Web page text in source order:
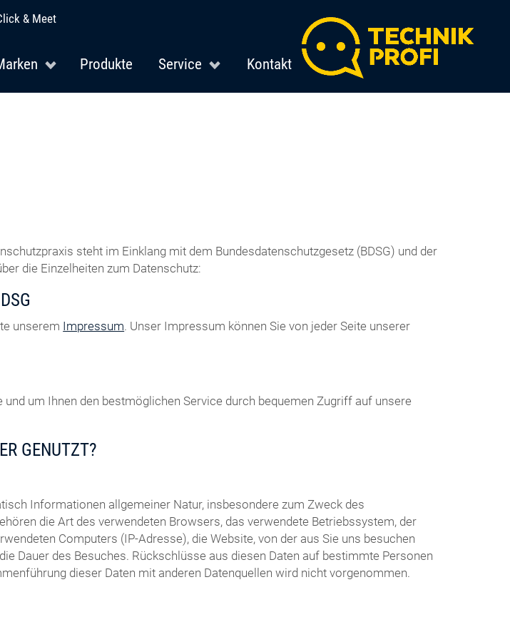
& Meet
Produkte Service Kontakt
steht im Einklang mit dem Bundesdatenschutzgesetz (BDSG) und der
die Einzelheiten zum Datenschutz:
unserem Impressum. Unser Impressum können Sie von jeder Seite unserer
um Ihnen den bestmöglichen Service durch bequemen Zugriff auf unsere
GENUTZT?
Informationen allgemeiner Natur, insbesondere zum Zweck des
die Art des verwendeten Browsers, das verwendete Betriebssystem, der
Computers (IP-Adresse), die Website, von der aus Sie uns besuchen
Dauer des Besuches. Rückschlüsse aus diesen Daten auf bestimmte Personen
dieser Daten mit anderen Datenquellen wird nicht vorgenommen.